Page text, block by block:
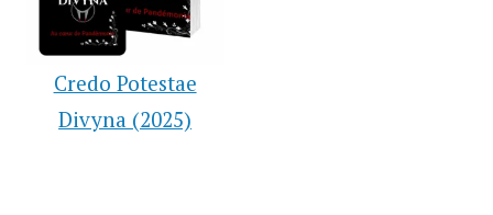
Credo Potestae
Divyna (2025)